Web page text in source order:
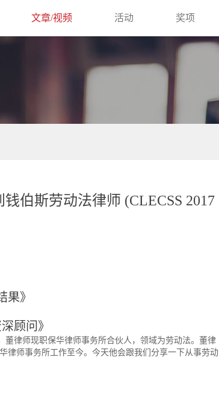
文章/视频 活动 奖项
钱伯斯劳动法律师 (CLECSS 2017
果》
顾问》
董律师现职保华律师事务所合伙人，领域为劳动法。董律
律师事务所工作至今。今天他会跟我们分享一下从事劳动